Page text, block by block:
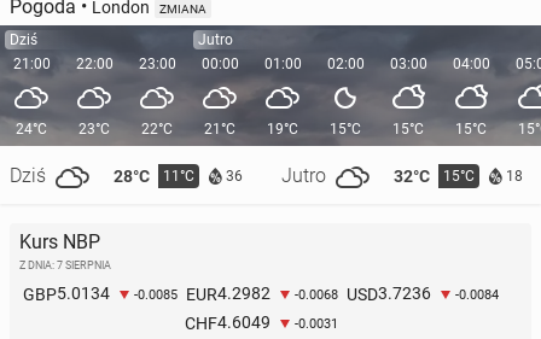
Pogoda • London ZMIANA
Dziś
21:00
24°C
Dziś 28°C 11°C 36 Jutro 32°C 15°C 18
22:00
23°C
23:00
22°C
Jutro
00:00
21°C
01:00
19°C
02:00
15°C
03:00
15°C
04:00
15°C
Kurs NBP
Z DNIA: 7 SIERPNIA
GBP5.0134 -0.0085 EUR4.2982 -0.0068 USD3.7236 -0.0084
CHF4.6049 -0.0031